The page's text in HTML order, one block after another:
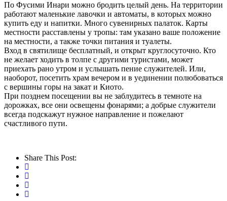
По Фусими Инари можно бродить целый день. На территории
работают маленькие лавочки и автоматы, в которых можно
купить еду и напитки. Много сувенирных палаток. Карты
местности расставлены у тропы: там указано ваше положение
на местности, а также точки питания и туалеты.
Вход в святилище бесплатный, и открыт круглосуточно. Кто
не желает ходить в толпе с другими туристами, может
приехать рано утром и услышать пение служителей. Или,
наоборот, посетить храм вечером и в уединении полюбоваться
с вершины горы на закат и Киото.
При позднем посещении вы не заблудитесь в темноте на
дорожках, все они освещены фонарями; а добрые служители
всегда подскажут нужное направление и пожелают
счастливого пути.
Share This Post: